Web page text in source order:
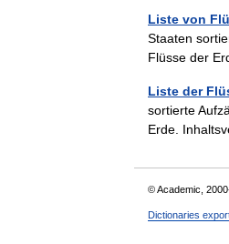
Liste von
Staaten
Flüsse der
Liste der
sortierte
Erde.
© Academic,
Dictionaries